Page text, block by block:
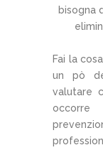
bisogna
Fai la
un pò
valutare